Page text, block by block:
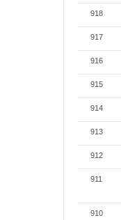
918
917
916
915
914
913
912
911
910